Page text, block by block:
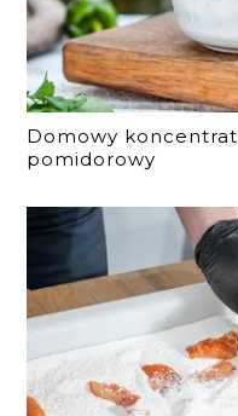
Domowy koncentrat
pomidorowy